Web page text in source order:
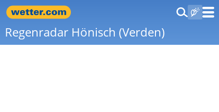
Regenradar Hönisch (Verden)